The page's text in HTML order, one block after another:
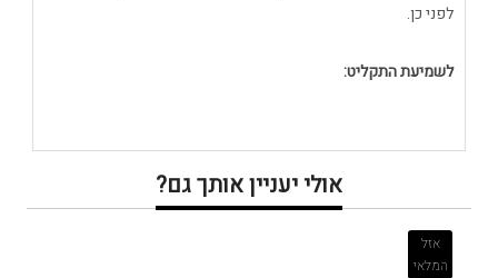
לפני כן.
לשמיעת התקליט:
אולי יעניין אותך גם?
אזל
המלאי